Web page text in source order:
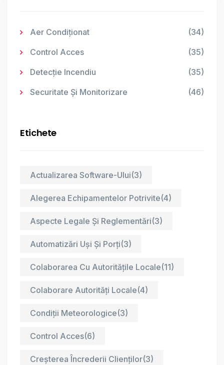
Aer Condiționat (34)
Control Acces (35)
Detecție Incendiu (35)
Securitate Și Monitorizare (46)
Etichete
Actualizarea Software-Ului(3)
Alegerea Echipamentelor Potrivite(4)
Aspecte Legale Și Reglementări(3)
Automatizări Uși Și Porți(3)
Colaborarea Cu Autoritățile Locale(11)
Colaborare Autorități Locale(4)
Condiții Meteorologice(3)
Control Acces(6)
Creșterea Încrederii Clienților(3)